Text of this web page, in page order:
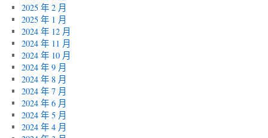
2025 年 2 月
2025 年 1 月
2024 年 12 月
2024 年 11 月
2024 年 10 月
2024 年 9 月
2024 年 8 月
2024 年 7 月
2024 年 6 月
2024 年 5 月
2024 年 4 月